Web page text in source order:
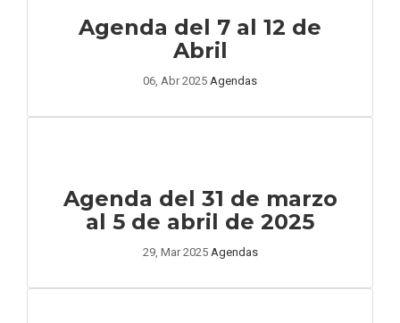
Agenda del 7 al 12 de
Abril
06, Abr 2025 Agendas
Agenda del 31 de marzo
al 5 de abril de 2025
29, Mar 2025 Agendas